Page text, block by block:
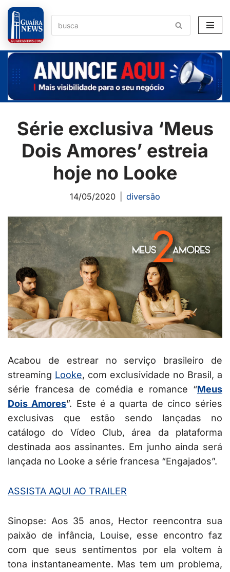
Pular
para
o
conteúdo
Série exclusiva ‘Meus
Dois Amores’ estreia
hoje no Looke
14/05/2020 diversão
Acabou de estrear no serviço brasileiro de
streaming Looke, com exclusividade no Brasil, a
série francesa de comédia e romance “Meus
Dois Amores”. Este é a quarta de cinco séries
exclusivas que estão sendo lançadas no
catálogo do Vídeo Club, área da plataforma
destinada aos assinantes. Em junho ainda será
lançada no Looke a série francesa “Engajados”.
ASSISTA AQUI AO TRAILER
Sinopse: Aos 35 anos, Hector reencontra sua
paixão de infância, Louise, esse encontro faz
com que seus sentimentos por ela voltem à
tona instantaneamente. Mas tem um problema,